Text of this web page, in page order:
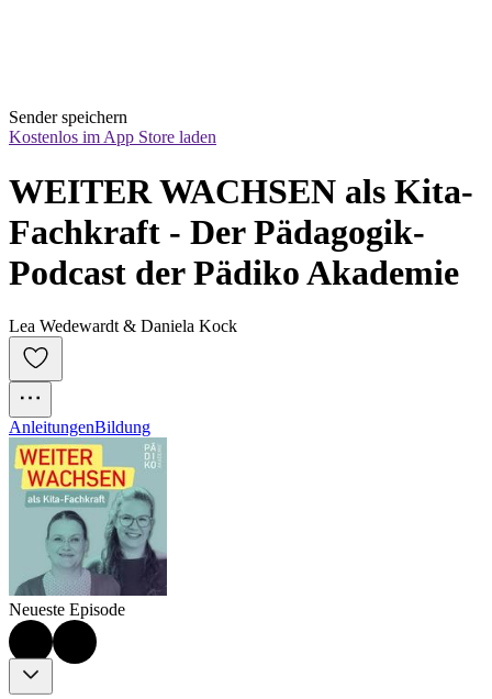
Sender speichern
Kostenlos im App Store laden
WEITER WACHSEN als Kita-
Fachkraft - Der Pädagogik-
Podcast der Pädiko Akademie
Lea Wedewardt & Daniela Kock
AnleitungenBildung
Neueste Episode